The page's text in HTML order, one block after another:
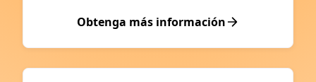
Obtenga más información